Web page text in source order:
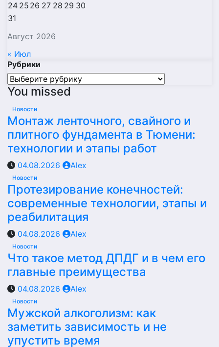
Август 2026
24 25 26 27 28 29 30
31
« Июл
Рубрики
Рубрики
You missed
Новости
Монтаж ленточного, свайного и
плитного фундамента в Тюмени:
технологии и этапы работ
04.08.2026 Alex
Новости
Протезирование конечностей:
современные технологии, этапы и
реабилитация
04.08.2026 Alex
Новости
Что такое метод ДПДГ и в чем его
главные преимущества
04.08.2026 Alex
Новости
Мужской алкоголизм: как
заметить зависимость и не
упустить время